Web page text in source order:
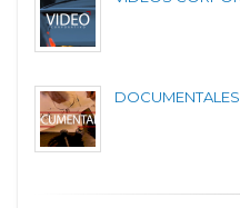
DOCUMENTALES